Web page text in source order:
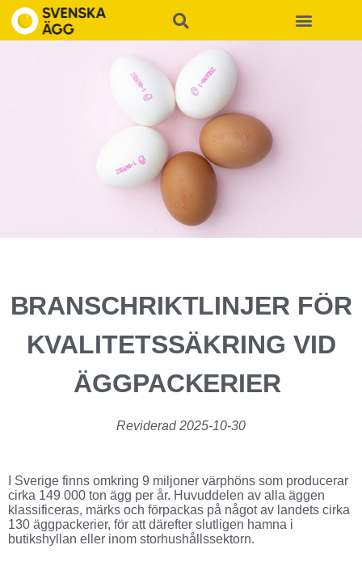
BRANSCHRIKTLINJER FÖR
KVALITETSSÄKRING VID
ÄGGPACKERIER
Reviderad 2025-10-30
I Sverige finns omkring 9 miljoner värphöns som producerar
cirka 149 000 ton ägg per år. Huvuddelen av alla äggen
klassificeras, märks och förpackas på något av landets cirka
130 äggpackerier, för att därefter slutligen hamna i
butikshyllan eller inom storhushållssektorn.